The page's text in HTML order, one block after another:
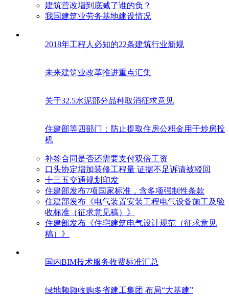
建筑营改增到底减了谁的负？
我国建筑业劳务基地建设情况
2018年工程人必知的22条建筑行业新规
未来建筑业改革推进重点汇集
关于32.5水泥部分品种取消征求意见
住建部等四部门：防止提取住房公积金用于炒房投
机
补签合同是否还需要支付双倍工资
口头协定增加装修工程量 证据不足诉请被驳回
十三五交通规划印发
住建部发布7项国家标准，含多项强制性条款
住建部发布《电气装置安装工程电气设备施工及验
收标准（征求意见稿）》
住建部发布《住宅建筑电气设计规范（征求意见
稿）》
国内BIM技术服务收费标准汇总
绿地频频收购多省建工集团 布局“大基建”